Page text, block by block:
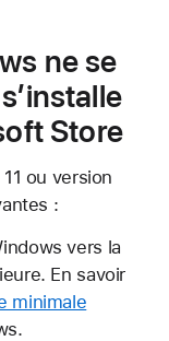
ne se
Store
ou version
:
vers la
En savoir
minimale